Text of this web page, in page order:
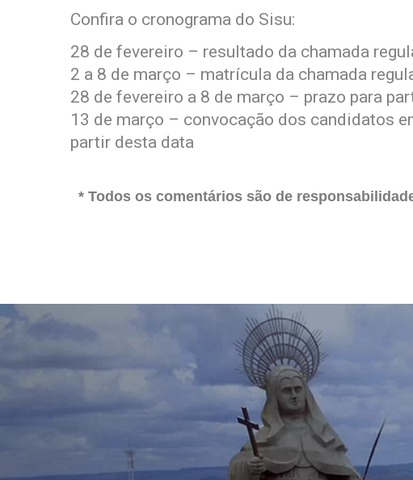
Confira o cronograma do Sisu:
28 de fevereiro – resultado da chamada
2 a 8 de março – matrícula da chamada
28 de fevereiro a 8 de março – prazo para
13 de março – convocação dos candidatos
partir desta data
* Todos os comentários são de